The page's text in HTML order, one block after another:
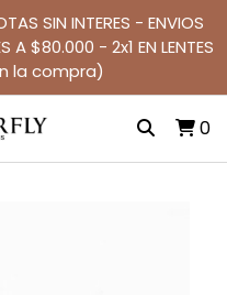
SIN INTERES - ENVIOS
A $80.000 - 2x1 EN LENTES
la compra)
0